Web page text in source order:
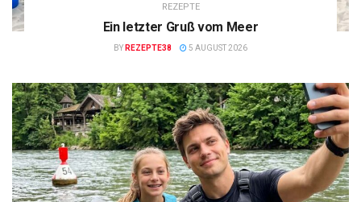
REZEPTE
Ein letzter Gruß vom Meer
BY REZEPTE38 5 AUGUST 2026